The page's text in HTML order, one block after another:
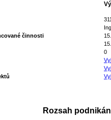
činnosti
0
Rozsah